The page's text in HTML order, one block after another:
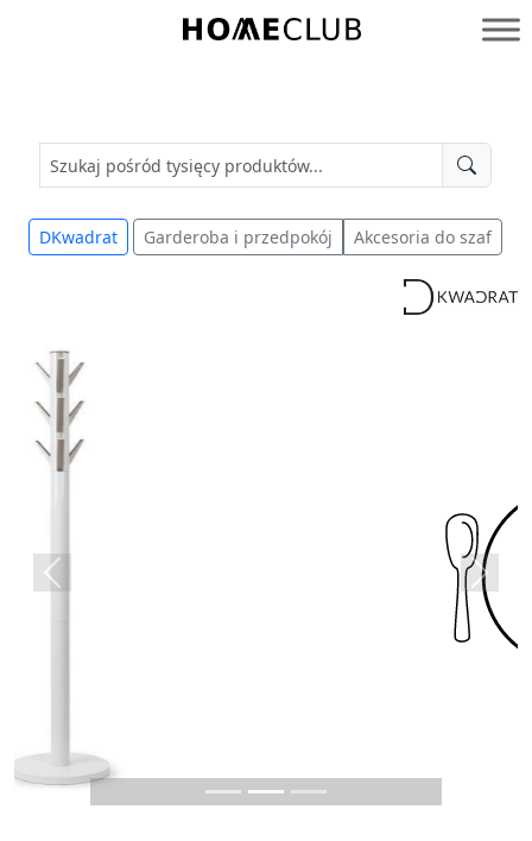
Homeclub
DKwadrat Garderoba i przedpokój Akcesoria do szaf
Previous Next